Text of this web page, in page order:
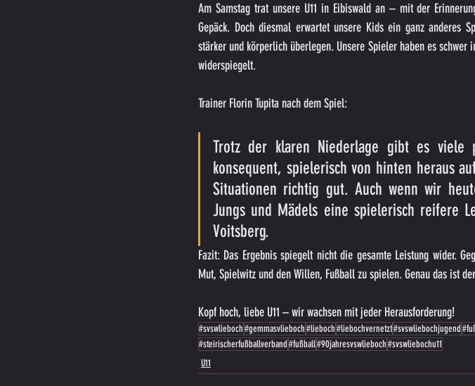
Am Samstag trat unsere U11 in Eibiswald an – mit der
Gepäck. Doch diesmal erwartet unsere Kids ein ganz anderes
stärker und körperlich überlegen. Unsere Spieler haben es
widerspiegelt.
Trainer Florin Tupita nach dem Spiel:
Trotz der klaren Niederlage gibt es viele
konsequent, spielerisch von hinten heraus
Situationen richtig gut. Auch wenn wir
Jungs und Mädels eine spielerisch reifere
Voitsberg.
Fazit: Das Ergebnis spiegelt nicht die gesamte Leistung wider.
Mut, Spielwitz und den Willen, Fußball zu spielen. Genau das ist
Kopf hoch, liebe U11 – wir wachsen mit jeder Herausforderung!
#svswlieboch#gemmasvlieboch#lieboch#liebochvernetzt#svswliebochjugend
#steirischerfußballverband#fußball#90jahresvswlieboch#svswliebochu11
U11